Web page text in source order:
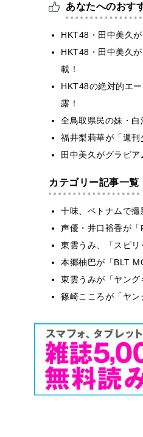
あなたへのおす
HKT48・田中美久
HKT48・田中美久
載！
HKT48の絶対的エ
露！
全鳥取県民の妹・
福井梨莉華が「週
田中美久がグラビ
カテゴリー記事一覧
十味、ベトナムで
声優・井口裕香が
東雲うみ、「スピ
本郷柚巴が「BLT
東雲うみが「ヤン
篠崎こころが「ヤ